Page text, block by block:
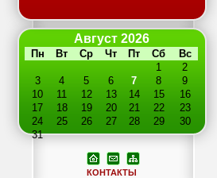
Август 2026
Пн Вт Ср Чт Пт Сб
Вс
1
2
3
4 5 6 7 8
9
10
11 12 13 14 15
16
17
18 19 20 21 22
23
24
25 26 27 28 29
30
31
КОНТАКТЫ